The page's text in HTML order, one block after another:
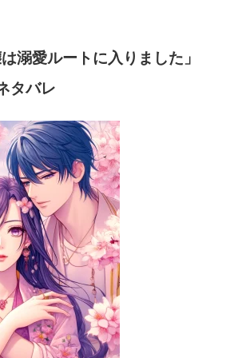
溺愛ルートに入りました」
タバレ